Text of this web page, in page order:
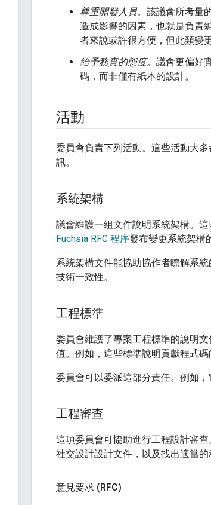
尊重開發人員。 該議會所考量
造成影響的因素，也就是負責
者來說或許很方便，但此類變
給予務實的態度。 議會更偏好
碼，而非僅有紙本的設計。
活動
委員會負責下列活動。這些活動大
訊。
系統架構
議會維護一組文件說明系統架構。
Fuchsia RFC 程序發布變更系統架構
系統架構文件能協助協作者瞭解系
技術一致性。
工程標準
委員會維護了專案工程標準的說明
值。例如，這些標準說明貢獻程式
委員會可以委派這部分責任。例如，
工程審查
這項委員會可協助進行工程設計審
社交設計設計文件，以及找出適當的
意見要求 (RFC)